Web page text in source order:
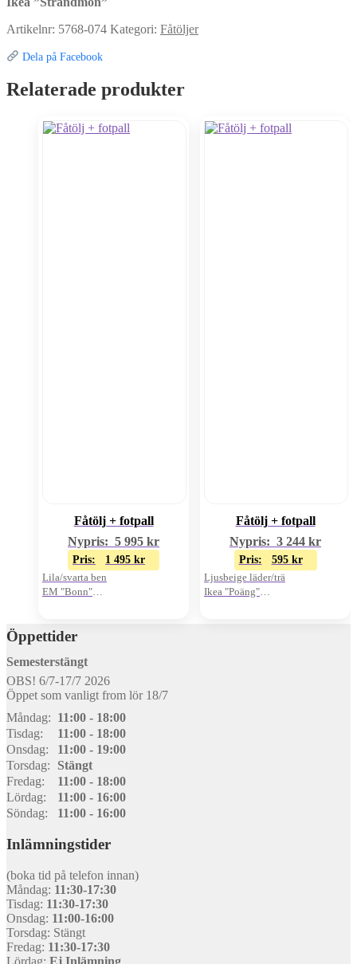
Artikelnr: 5768-074 Kategori: Fåtöljer
Dela på Facebook
Relaterade produkter
Fåtölj + fotpall
Nypris: 5 995 kr
Pris: 1 495 kr
Lila/svarta ben
EM "Bonn"
Fåtölj + fotpall
Nypris: 3 244 kr
Pris: 595 kr
Ljusbeige läder/trä
Ikea "Poäng"
Öppettider
Semesterstängt
OBS! 6/7-17/7 2026
Öppet som vanligt from lör 18/7
Måndag: 11:00 - 18:00
Tisdag:
11:00 - 18:00
Onsdag:
11:00 - 19:00
Torsdag:
Stängt
Fredag:
11:00 - 18:00
Lördag:
11:00 - 16:00
Söndag:
11:00 - 16:00
Inlämningstider
(boka tid på telefon innan)
Måndag: 11:30-17:30
Tisdag: 11:30-17:30
Onsdag: 11:00-16:00
Torsdag: Stängt
Fredag: 11:30-17:30
Lördag: Ej Inlämning